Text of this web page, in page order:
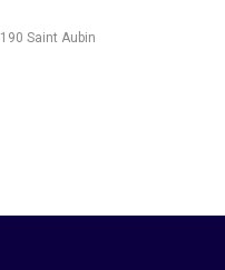
Saint Aubin